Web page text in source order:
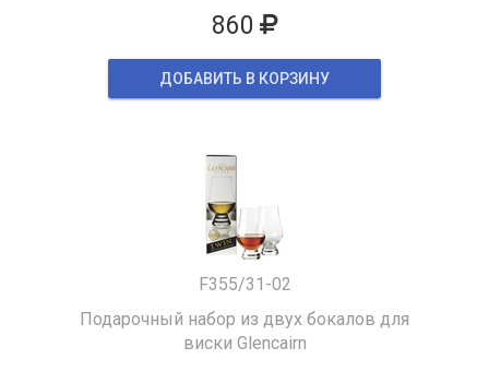
860
ДОБАВИТЬ В КОРЗИНУ
F355/31-02
Подарочный набор из двух бокалов для
виски Glencairn